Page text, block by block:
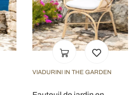
VIADURINI IN THE GARDEN